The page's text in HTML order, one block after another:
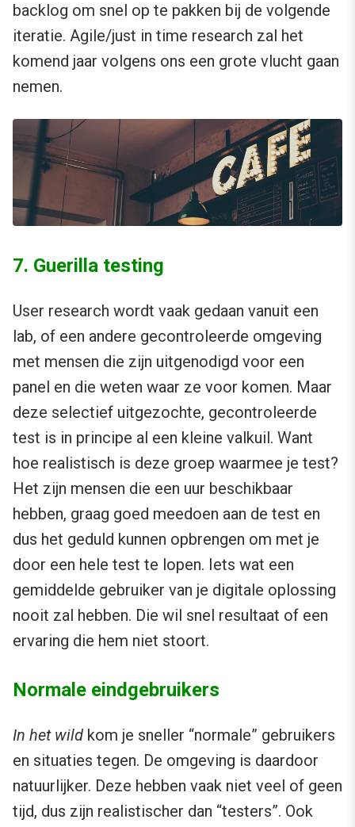
backlog om snel op te pakken bij de volgende
iteratie. Agile/just in time research zal het
komend jaar volgens ons een grote vlucht gaan
nemen.
7. Guerilla testing
User research wordt vaak gedaan vanuit een
lab, of een andere gecontroleerde omgeving
met mensen die zijn uitgenodigd voor een
panel en die weten waar ze voor komen. Maar
deze selectief uitgezochte, gecontroleerde
test is in principe al een kleine valkuil. Want
hoe realistisch is deze groep waarmee je test?
Het zijn mensen die een uur beschikbaar
hebben, graag goed meedoen aan de test en
dus het geduld kunnen opbrengen om met je
door een hele test te lopen. Iets wat een
gemiddelde gebruiker van je digitale oplossing
nooit zal hebben. Die wil snel resultaat of een
ervaring die hem niet stoort.
Normale eindgebruikers
In het wild kom je sneller “normale” gebruikers
en situaties tegen. De omgeving is daardoor
natuurlijker. Deze hebben vaak niet veel of geen
tijd, dus zijn realistischer dan “testers”. Ook